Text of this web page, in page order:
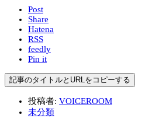
Post
Share
Hatena
RSS
feedly
Pin it
記事のタイトルとURLをコピーする
投稿者: VOICEROOM
未分類